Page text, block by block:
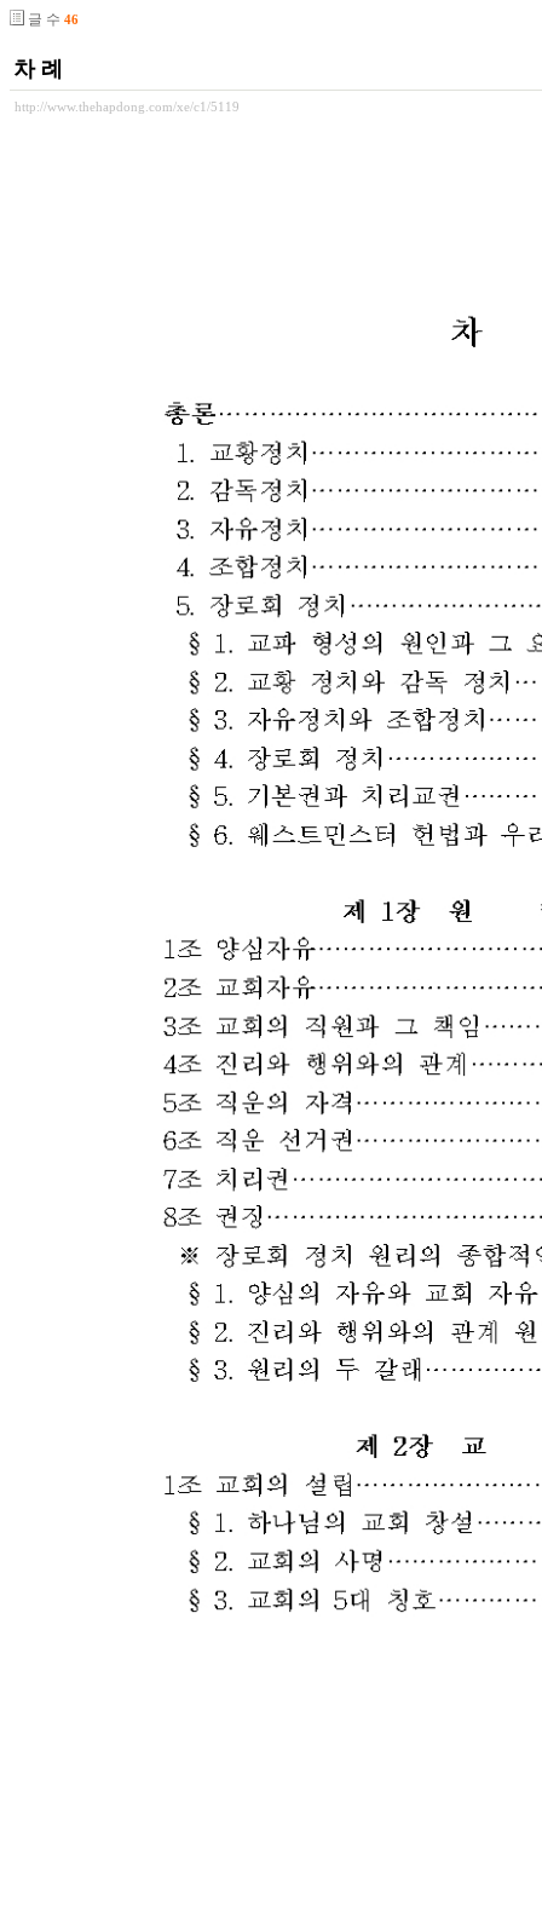
글 수 46
차 례
http://www.thehapdong.com/xe/c1/5119